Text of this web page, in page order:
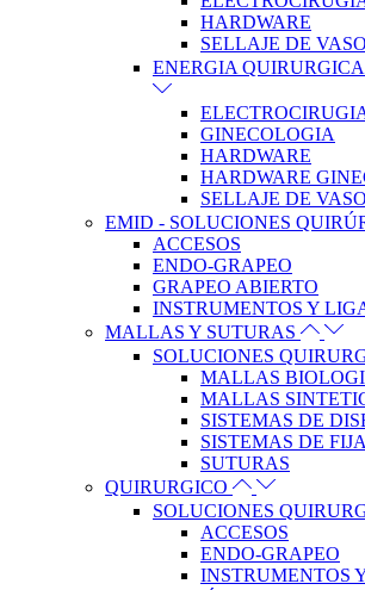
HARDWARE
SELLAJE DE
ENERGIA
GINECOLOGIA
HARDWARE
HARDWARE
SELLAJE DE
EMID - SOLUCIONES
ACCESOS
ENDO-GRAPEO
GRAPEO ABIERTO
INSTRUMENTOS Y
MALLAS Y SUTURAS
SOLUCIONES
MALLAS
MALLAS
SISTEMAS DE
SISTEMAS DE
SUTURAS
QUIRURGICO
SOLUCIONES
ACCESOS
ENDO-GRAPEO
INSTRUMENTOS